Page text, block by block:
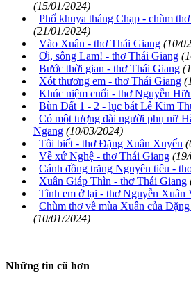
(15/01/2024)
Phố khuya tháng Chạp - chùm
(21/01/2024)
Vào Xuân - thơ Thái Giang (10/
Ơi, sông Lam! - thơ Thái Giang
Bước thời gian - thơ Thái Giang
Xót thương em - thơ Thái Giang
Khúc niệm cuối - thơ Nguyễn
Bùn Đất 1 - 2 - lục bát Lê Kim
Có một tượng đài người phụ nữ
Ngang (10/03/2024)
Tôi biết - thơ Đặng Xuân Xuyến
Về xứ Nghệ - thơ Thái Giang
Cánh đồng trăng Nguyên tiêu -
Xuân Giáp Thìn - thơ Thái Giang
Tình em ở lại - thơ Nguyễn Xuân
Chùm thơ về mùa Xuân của
(10/01/2024)
Những tin cũ hơn